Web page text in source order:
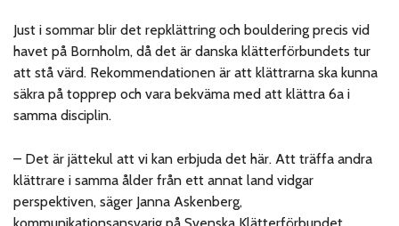
Just i sommar blir det repklättring och bouldering precis vid
havet på Bornholm, då det är danska klätterförbundets tur
att stå värd. Rekommendationen är att klättrarna ska kunna
säkra på topprep och vara bekväma med att klättra 6a i
samma disciplin.
– Det är jättekul att vi kan erbjuda det här. Att träffa andra
klättrare i samma ålder från ett annat land vidgar
perspektiven, säger Janna Askenberg,